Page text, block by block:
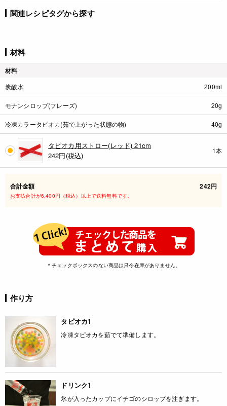
関連レシピタグから探す
材料
材料
炭酸水 200ml
モナンシロップ(フレーズ) 20g
冷凍カラータピオカ(茹で上がった状態の物) 40g
タピオカ用ストロー(レッド) 21cm
242円(税込)
1本
合計金額 242円
お支払合計が6,400円（税込）以上で送料無料です。
＊チェックボックスのない商品は只今在庫がありません。
作り方
タピオカ1
冷凍タピオカを茹でて準備します。
ドリンク1
氷が入ったカップにイチゴのシロップを注ぎます。